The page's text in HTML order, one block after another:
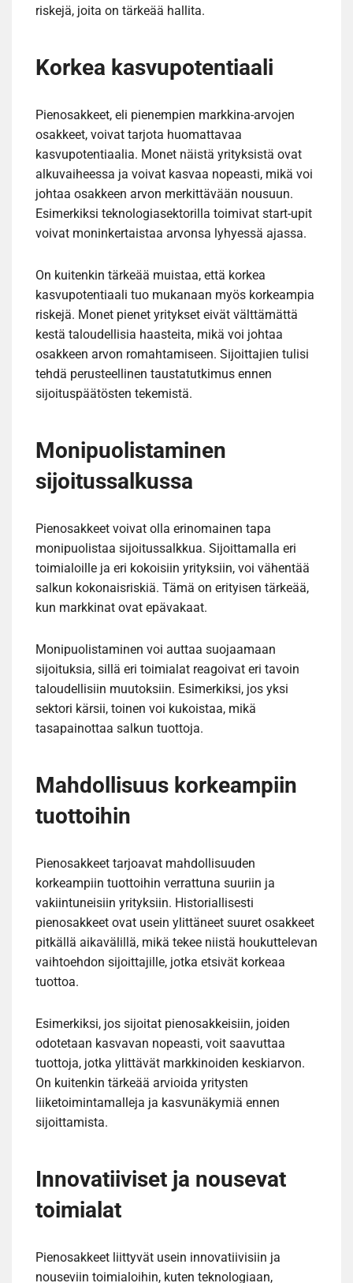
riskejä, joita on tärkeää hallita.
Korkea kasvupotentiaali
Pienosakkeet, eli pienempien markkina-arvojen
osakkeet, voivat tarjota huomattavaa
kasvupotentiaalia. Monet näistä yrityksistä ovat
alkuvaiheessa ja voivat kasvaa nopeasti, mikä voi
johtaa osakkeen arvon merkittävään nousuun.
Esimerkiksi teknologiasektorilla toimivat start-upit
voivat moninkertaistaa arvonsa lyhyessä ajassa.
On kuitenkin tärkeää muistaa, että korkea
kasvupotentiaali tuo mukanaan myös korkeampia
riskejä. Monet pienet yritykset eivät välttämättä
kestä taloudellisia haasteita, mikä voi johtaa
osakkeen arvon romahtamiseen. Sijoittajien tulisi
tehdä perusteellinen taustatutkimus ennen
sijoituspäätösten tekemistä.
Monipuolistaminen
sijoitussalkussa
Pienosakkeet voivat olla erinomainen tapa
monipuolistaa sijoitussalkkua. Sijoittamalla eri
toimialoille ja eri kokoisiin yrityksiin, voi vähentää
salkun kokonaisriskiä. Tämä on erityisen tärkeää,
kun markkinat ovat epävakaat.
Monipuolistaminen voi auttaa suojaamaan
sijoituksia, sillä eri toimialat reagoivat eri tavoin
taloudellisiin muutoksiin. Esimerkiksi, jos yksi
sektori kärsii, toinen voi kukoistaa, mikä
tasapainottaa salkun tuottoja.
Mahdollisuus korkeampiin
tuottoihin
Pienosakkeet tarjoavat mahdollisuuden
korkeampiin tuottoihin verrattuna suuriin ja
vakiintuneisiin yrityksiin. Historiallisesti
pienosakkeet ovat usein ylittäneet suuret osakkeet
pitkällä aikavälillä, mikä tekee niistä houkuttelevan
vaihtoehdon sijoittajille, jotka etsivät korkeaa
tuottoa.
Esimerkiksi, jos sijoitat pienosakkeisiin, joiden
odotetaan kasvavan nopeasti, voit saavuttaa
tuottoja, jotka ylittävät markkinoiden keskiarvon.
On kuitenkin tärkeää arvioida yritysten
liiketoimintamalleja ja kasvunäkymiä ennen
sijoittamista.
Innovatiiviset ja nousevat
toimialat
Pienosakkeet liittyvät usein innovatiivisiin ja
nouseviin toimialoihin, kuten teknologiaan,